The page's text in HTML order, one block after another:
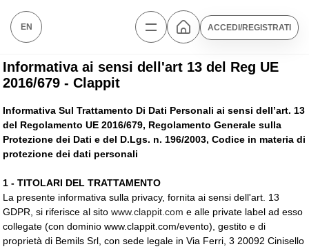
EN ACCEDI/REGISTRATI
Informativa ai sensi dell'art 13 del Reg UE
2016/679 - Clappit
Informativa Sul Trattamento Di Dati Personali ai sensi dell’art. 13
del Regolamento UE 2016/679, Regolamento Generale sulla
Protezione dei Dati e del D.Lgs. n. 196/2003, Codice in materia di
protezione dei dati personali
1 - TITOLARI DEL TRATTAMENTO
La presente informativa sulla privacy, fornita ai sensi dell'art. 13
GDPR, si riferisce al sito www.clappit.com e alle private label ad esso
collegate (con dominio www.clappit.com/evento), gestito e di
proprietà di Bemils Srl, con sede legale in Via Ferri, 3 20092 Cinisello